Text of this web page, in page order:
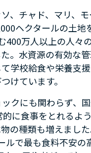
、チャド、マリ、
ヘクタールの土地
400万人以上の人々
。水資源の有効な
学校給食や栄養支
けています。
クにも関わらず、
に食事をとれるよ
の種類も増えまし
ルで最も食料不安の